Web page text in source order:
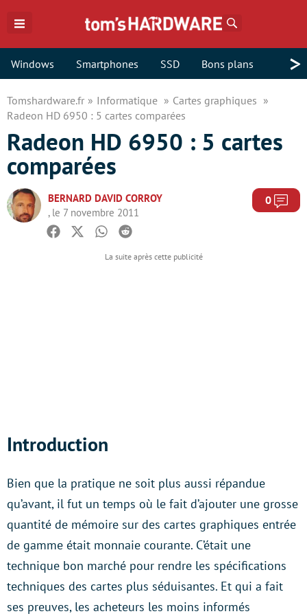
Windows Smartphones SSD Bons plans >
Tomshardware.fr Informatique
Cartes graphiques
Radeon HD 6950 : 5 cartes comparées
Radeon HD 6950 : 5 cartes
comparées
BERNARD DAVID CORROY
, le 7 novembre 2011
0
Facebook
TwitterWhatsapp
Reddit
Introduction
Bien que la pratique ne soit plus aussi répandue
qu’avant, il fut un temps où le fait d’ajouter une grosse
quantité de mémoire sur des cartes graphiques entrée
de gamme était monnaie courante. C’était une
technique bon marché pour rendre les spécifications
techniques des cartes plus séduisantes. Et qui a fait
ses preuves, les acheteurs les moins informés